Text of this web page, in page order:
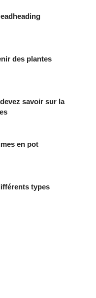
des plantes
savoir sur la
en pot
types